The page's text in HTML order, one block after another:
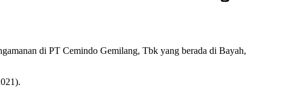
di PT Cemindo Gemilang, Tbk yang berada di Bayah,